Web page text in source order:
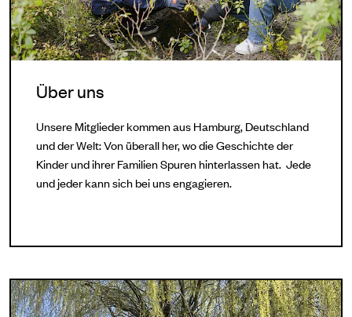
Über uns
Unsere Mitglieder kommen aus Hamburg, Deutschland
und der Welt: Von überall her, wo die Geschichte der
Kinder und ihrer Familien Spuren hinterlassen hat. Jede
und jeder kann sich bei uns engagieren.